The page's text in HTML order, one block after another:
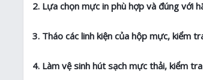
2. Lựa chọn mực in phù hợp và đúng với
3. Tháo các linh kiện của hộp mực, kiểm
4. Làm vệ sinh hút sạch mực thải, kiểm